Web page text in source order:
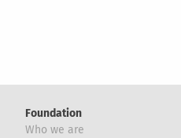
Foundation
Who we are